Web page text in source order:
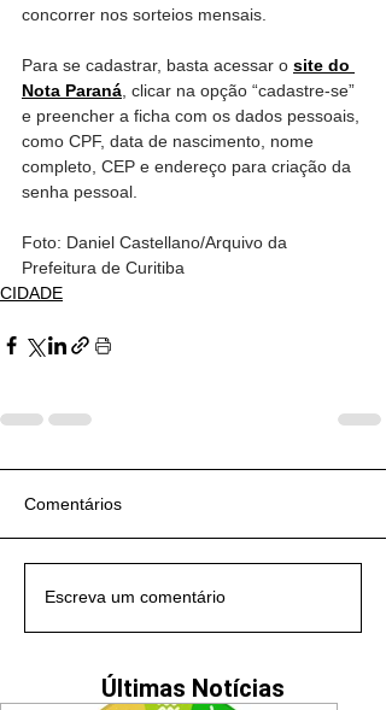
concorrer nos sorteios mensais.
Para se cadastrar, basta acessar o site do
Nota Paraná , clicar na opção “cadastre-se”
e preencher a ficha com os dados pessoais,
como CPF, data de nascimento, nome
completo, CEP e endereço para criação da
senha pessoal.
Foto: Daniel Castellano/Arquivo da
Prefeitura de Curitiba
CIDADE
Comentários
Escreva um comentário
Últimas Notícias